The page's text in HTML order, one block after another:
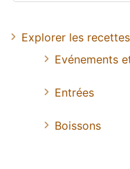
Explorer les recettes
Evénements
Entrées
Boissons